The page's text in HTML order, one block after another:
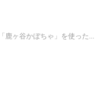
鹿ヶ谷かぼちゃ」を使った...